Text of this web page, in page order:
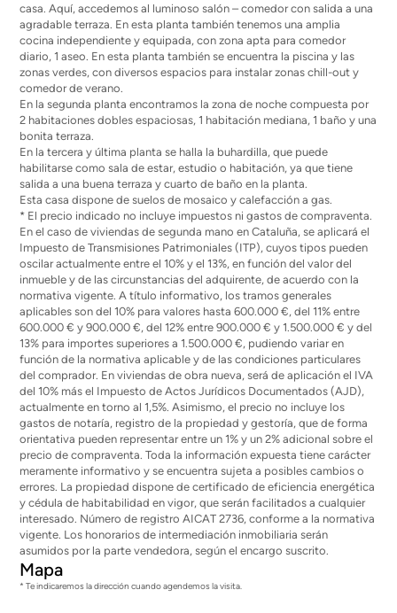
casa. Aquí, accedemos al luminoso salón – comedor con salida a una
agradable terraza. En esta planta también tenemos una amplia
cocina independiente y equipada, con zona apta para comedor
diario, 1 aseo. En esta planta también se encuentra la piscina y las
zonas verdes, con diversos espacios para instalar zonas chill-out y
comedor de verano.
En la segunda planta encontramos la zona de noche compuesta por
2 habitaciones dobles espaciosas, 1 habitación mediana, 1 baño y una
bonita terraza.
En la tercera y última planta se halla la buhardilla, que puede
habilitarse como sala de estar, estudio o habitación, ya que tiene
salida a una buena terraza y cuarto de baño en la planta.
Esta casa dispone de suelos de mosaico y calefacción a gas.
* El precio indicado no incluye impuestos ni gastos de compraventa.
En el caso de viviendas de segunda mano en Cataluña, se aplicará el
Impuesto de Transmisiones Patrimoniales (ITP), cuyos tipos pueden
oscilar actualmente entre el 10% y el 13%, en función del valor del
inmueble y de las circunstancias del adquirente, de acuerdo con la
normativa vigente. A título informativo, los tramos generales
aplicables son del 10% para valores hasta 600.000 €, del 11% entre
600.000 € y 900.000 €, del 12% entre 900.000 € y 1.500.000 € y del
13% para importes superiores a 1.500.000 €, pudiendo variar en
función de la normativa aplicable y de las condiciones particulares
del comprador. En viviendas de obra nueva, será de aplicación el IVA
del 10% más el Impuesto de Actos Jurídicos Documentados (AJD),
actualmente en torno al 1,5%. Asimismo, el precio no incluye los
gastos de notaría, registro de la propiedad y gestoría, que de forma
orientativa pueden representar entre un 1% y un 2% adicional sobre el
precio de compraventa. Toda la información expuesta tiene carácter
meramente informativo y se encuentra sujeta a posibles cambios o
errores. La propiedad dispone de certificado de eficiencia energética
y cédula de habitabilidad en vigor, que serán facilitados a cualquier
interesado. Número de registro AICAT 2736, conforme a la normativa
vigente. Los honorarios de intermediación inmobiliaria serán
asumidos por la parte vendedora, según el encargo suscrito.
Mapa
* Te indicaremos la dirección cuando agendemos la visita.